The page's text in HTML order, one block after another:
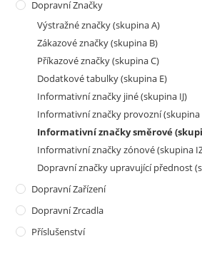
Dopravní Značky
Výstražné značky (skupina A)
Zákazové značky (skupina B)
Příkazové značky (skupina C)
Dodatkové tabulky (skupina E)
Informativní značky jiné (skupina IJ)
Informativní značky provozní (skupina
Informativní značky směrové
Informativní značky zónové (skupina
Dopravní značky upravující přednost
Dopravní Zařízení
Dopravní Zrcadla
Příslušenství